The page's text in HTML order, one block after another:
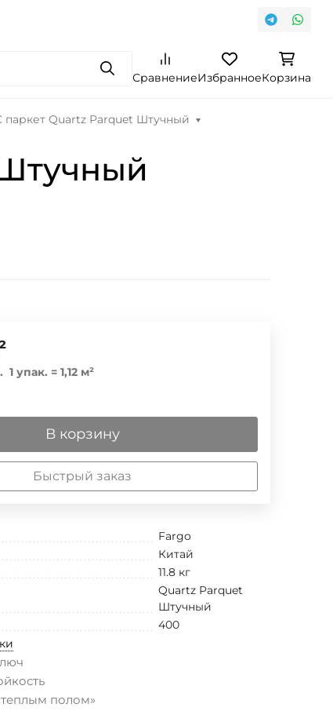
ПоискСравнениеИзбранноеКорзина
паркет Quartz Parquet Штучный
1 упак. = 1,12 м²
В корзину
Быстрый заказ
Fargo
Китай
11.8 кг
Quartz Parquet
Штучный
400
полом»